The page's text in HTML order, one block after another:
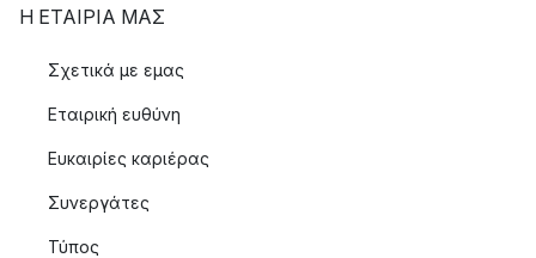
Η ΕΤΑΊΡΙΑ ΜΑΣ
Σχετικά με εμας
Εταιρική ευθύνη
Ευκαιρίες καριέρας
Συνεργάτες
Τύπος